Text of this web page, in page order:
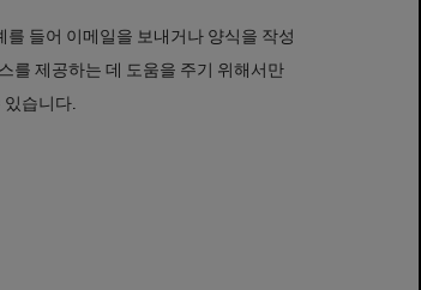
들어 이메일을 보내거나 양식을 작성
를 제공하는 데 도움을 주기 위해서만
습니다.